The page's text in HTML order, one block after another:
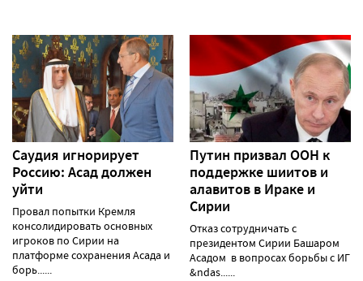
Саудия игнорирует
Россию: Асад должен
уйти
Провал попытки Кремля
консолидировать основных
игроков по Сирии на
платформе сохранения Асада и
борь......
Путин призвал ООН к
поддержке шиитов и
алавитов в Ираке и
Сирии
Отказ сотрудничать с
президентом Сирии Башаром
Асадом в вопросах борьбы с ИГ
&ndas......